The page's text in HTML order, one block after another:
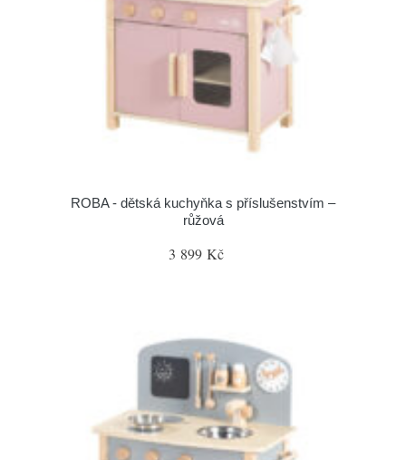
ROBA - dětská kuchyňka s příslušenstvím –
růžová
3 899 Kč